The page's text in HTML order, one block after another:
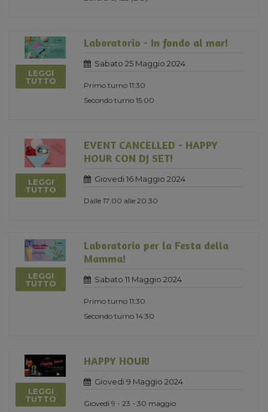
LEGGI
TUTTO
Laboratorio - In fondo al mar!
Sabato 25 Maggio 2024
Primo turno 11:30
Secondo turno 15:00
LEGGI
TUTTO
EVENT CANCELLED - HAPPY
HOUR CON DJ SET!
Giovedi 16 Maggio 2024
Dalle 17:00 alle 20:30
LEGGI
TUTTO
Laboratorio per la Festa della
Mamma!
Sabato 11 Maggio 2024
Primo turno 11:30
Secondo turno 14:30
LEGGI
TUTTO
HAPPY HOUR!
Giovedi 9 Maggio 2024
Giovedì 9 - 23 - 30 maggio